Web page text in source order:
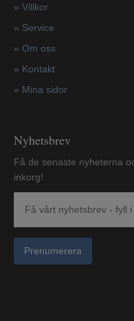
» Villkor
» Service
» Om oss
» Kontakt
» Mina sidor
Nyhetsbrev
Få de senaste nyheterna
inkorg!
Prenumerera